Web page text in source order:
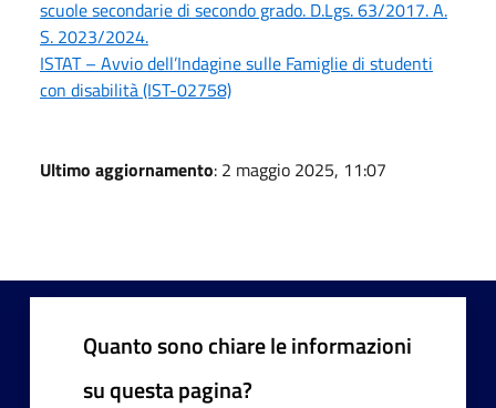
scuole secondarie di secondo grado. D.Lgs. 63/2017. A.
S. 2023/2024.
ISTAT – Avvio dell’Indagine sulle Famiglie di studenti
con disabilità (IST-02758)
Ultimo aggiornamento: 2 maggio 2025, 11:07
Quanto sono chiare le informazioni
su questa pagina?